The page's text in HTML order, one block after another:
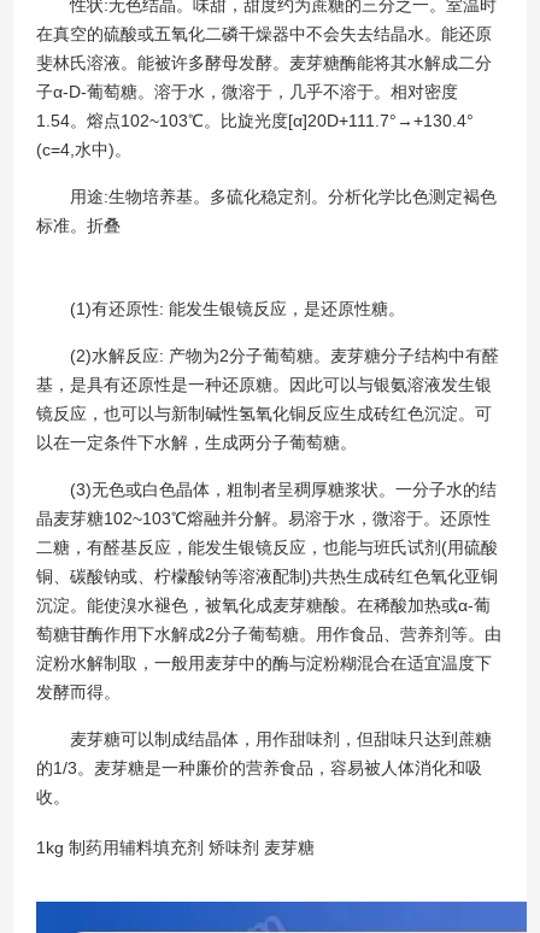
性状:无色结晶。味甜，甜度约为蔗糖的三分之一。室温时
在真空的硫酸或五氧化二磷干燥器中不会失去结晶水。能还原
斐林氏溶液。能被许多酵母发酵。麦芽糖酶能将其水解成二分
子α-D-葡萄糖。溶于水，微溶于，几乎不溶于。相对密度
1.54。熔点102~103℃。比旋光度[α]20D+111.7°→+130.4°
(c=4,水中)。
用途:生物培养基。多硫化稳定剂。分析化学比色测定褐色
标准。折叠
(1)有还原性: 能发生银镜反应，是还原性糖。
(2)水解反应: 产物为2分子葡萄糖。麦芽糖分子结构中有醛
基，是具有还原性是一种还原糖。因此可以与银氨溶液发生银
镜反应，也可以与新制碱性氢氧化铜反应生成砖红色沉淀。可
以在一定条件下水解，生成两分子葡萄糖。
(3)无色或白色晶体，粗制者呈稠厚糖浆状。一分子水的结
晶麦芽糖102~103℃熔融并分解。易溶于水，微溶于。还原性
二糖，有醛基反应，能发生银镜反应，也能与班氏试剂(用硫酸
铜、碳酸钠或、柠檬酸钠等溶液配制)共热生成砖红色氧化亚铜
沉淀。能使溴水褪色，被氧化成麦芽糖酸。在稀酸加热或α-葡
萄糖苷酶作用下水解成2分子葡萄糖。用作食品、营养剂等。由
淀粉水解制取，一般用麦芽中的酶与淀粉糊混合在适宜温度下
发酵而得。
麦芽糖可以制成结晶体，用作甜味剂，但甜味只达到蔗糖
的1/3。麦芽糖是一种廉价的营养食品，容易被人体消化和吸
收。
1kg 制药用辅料填充剂 矫味剂 麦芽糖